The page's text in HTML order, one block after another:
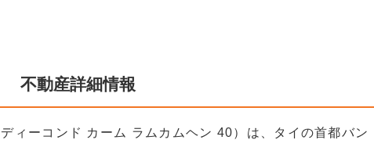
不動産詳細情報
ーコンド カーム ラムカムヘン 40）は、タイの首都バン